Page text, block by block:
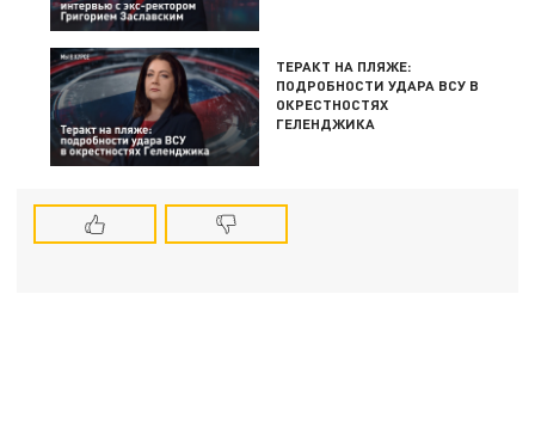
ТЕРАКТ НА ПЛЯЖЕ:
ПОДРОБНОСТИ УДАРА ВСУ В
ОКРЕСТНОСТЯХ
ГЕЛЕНДЖИКА